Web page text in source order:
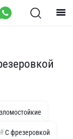
С фрезеровкой